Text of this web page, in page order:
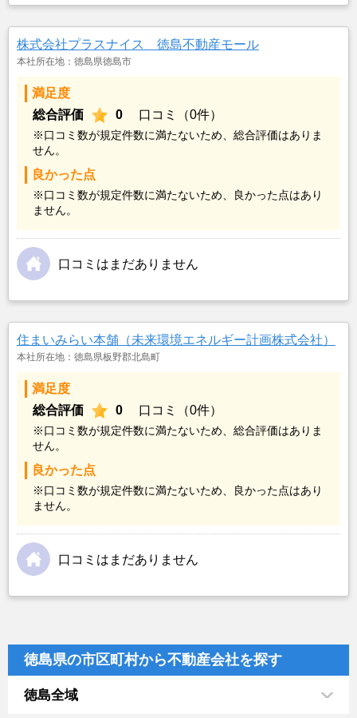
株式会社プラスナイス 徳島不動産モール
本社所在地：徳島県徳島市
満足度
総合評価
0 口コミ（0件）
※口コミ数が規定件数に満たないため、総合評価はありま
せん。
良かった点
※口コミ数が規定件数に満たないため、良かった点はあり
ません。
口コミはまだありません
住まいみらい本舗（未来環境エネルギー計画株式会社）
本社所在地：徳島県板野郡北島町
満足度
総合評価
0 口コミ（0件）
※口コミ数が規定件数に満たないため、総合評価はありま
せん。
良かった点
※口コミ数が規定件数に満たないため、良かった点はあり
ません。
口コミはまだありません
徳島県の市区町村から不動産会社を探す
徳島全域